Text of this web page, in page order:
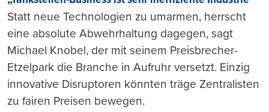
Statt neue Technologien zu umarmen, herrscht
eine absolute Abwehrhaltung dagegen, sagt
Michael Knobel, der mit seinem Preisbrecher-
Etzelpark die Branche in Aufruhr versetzt. Einzig
innovative Disruptoren könnten träge Zentralisten
zu fairen Preisen bewegen.